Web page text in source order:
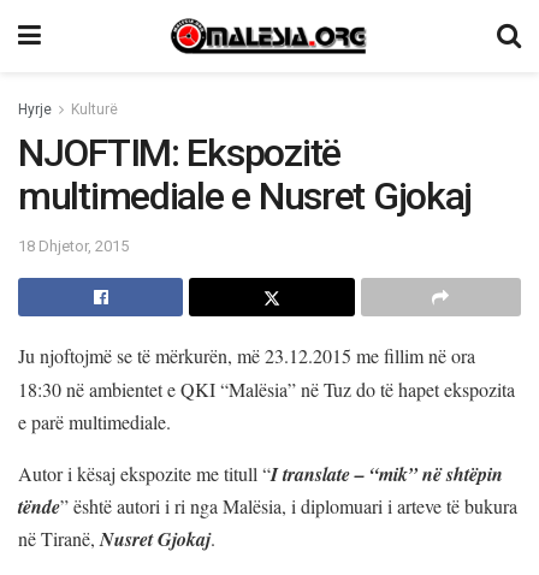
Hyrje Kulturë
NJOFTIM: Ekspozitë
multimediale e Nusret Gjokaj
18 Dhjetor, 2015
Ju njoftojmë se të mërkurën, më 23.12.2015 me fillim në ora
18:30 në ambientet e QKI “Malësia” në Tuz do të hapet ekspozita
e parë multimediale.
Autor i kësaj ekspozite me titull “I translate – “mik” në shtëpin
tënde” është autori i ri nga Malësia, i diplomuari i arteve të bukura
në Tiranë, Nusret Gjokaj.